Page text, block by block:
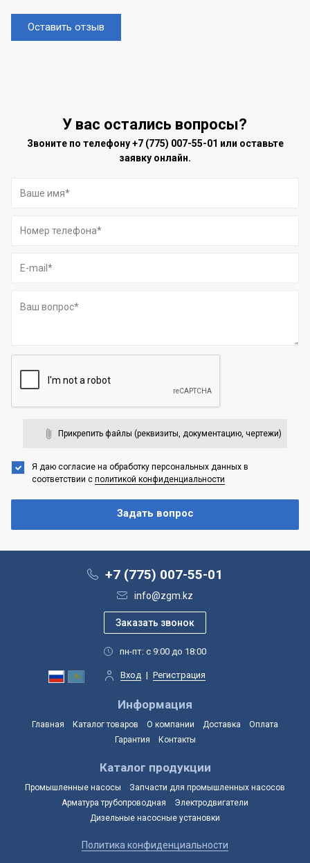
Оставить отзыв
У вас остались вопросы?
Звоните по телефону+7 (775) 007-55-01 или оставьте
заявку онлайн.
Прикрепить файлы (реквизиты, документацию, чертежи)
Я даю согласие на обработку персональных данных в
соответствии с политикой конфиденциальности
+7 (775) 007-55-01
info@zgm.kz
пн-пт: с 9:00 до 18:00
Вход | Регистрация
Информация
Главная Каталог товаров О компании Доставка
Оплата
Гарантия
Контакты
Каталог продукции
Промышленные насосы
Запчасти для промышленных насосов
Арматура трубопроводная
Электродвигатели
Дизельные насосные установки
Политика конфиденциальности